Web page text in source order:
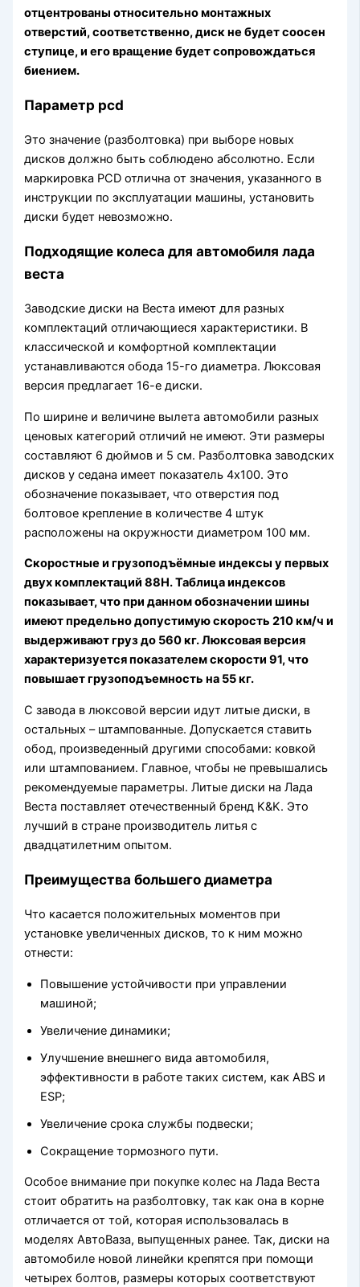
отцентрованы относительно монтажных
отверстий, соответственно, диск не будет соосен
ступице, и его вращение будет сопровождаться
биением.
Параметр pcd
Это значение (разболтовка) при выборе новых
дисков должно быть соблюдено абсолютно. Если
маркировка PCD отлична от значения, указанного в
инструкции по эксплуатации машины, установить
диски будет невозможно.
Подходящие колеса для автомобиля лада
веста
Заводские диски на Веста имеют для разных
комплектаций отличающиеся характеристики. В
классической и комфортной комплектации
устанавливаются обода 15-го диаметра. Люксовая
версия предлагает 16-е диски.
По ширине и величине вылета автомобили разных
ценовых категорий отличий не имеют. Эти размеры
составляют 6 дюймов и 5 см. Разболтовка заводских
дисков у седана имеет показатель 4х100. Это
обозначение показывает, что отверстия под
болтовое крепление в количестве 4 штук
расположены на окружности диаметром 100 мм.
Скоростные и грузоподъёмные индексы у первых
двух комплектаций 88H. Таблица индексов
показывает, что при данном обозначении шины
имеют предельно допустимую скорость 210 км/ч и
выдерживают груз до 560 кг. Люксовая версия
характеризуется показателем скорости 91, что
повышает грузоподъемность на 55 кг.
С завода в люксовой версии идут литые диски, в
остальных – штампованные. Допускается ставить
обод, произведенный другими способами: ковкой
или штампованием. Главное, чтобы не превышались
рекомендуемые параметры. Литые диски на Лада
Веста поставляет отечественный бренд K&K. Это
лучший в стране производитель литья с
двадцатилетним опытом.
Преимущества большего диаметра
Что касается положительных моментов при
установке увеличенных дисков, то к ним можно
отнести:
Повышение устойчивости при управлении
машиной;
Увеличение динамики;
Улучшение внешнего вида автомобиля,
эффективности в работе таких систем, как ABS и
ESP;
Увеличение срока службы подвески;
Сокращение тормозного пути.
Особое внимание при покупке колес на Лада Веста
стоит обратить на разболтовку, так как она в корне
отличается от той, которая использовалась в
моделях АвтоВаза, выпущенных ранее. Так, диски на
автомобиле новой линейки крепятся при помощи
четырех болтов, размеры которых соответствуют